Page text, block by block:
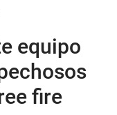
equipo
fire